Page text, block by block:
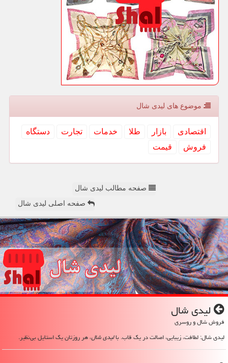
موضوع های لیدی شال
اقتصادی بازار طلا خدمات تجارت
دستگاه
فروش
قیمت
صفحه مطالب لیدی شال
صفحه اصلی لیدی شال
لیدی شال
فروش شال و روسری
لیدی شال: لطافت، زیبایی، اصالت در یک قاب. بالیدی شال، هر روزتان یک استایل بی‌نظیر.